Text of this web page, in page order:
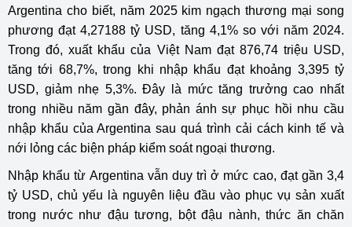
Argentina cho biết, năm 2025 kim ngạch thương mại song
phương đạt 4,27188 tỷ USD, tăng 4,1% so với năm 2024.
Trong đó, xuất khẩu của Việt Nam đạt 876,74 triệu USD,
tăng tới 68,7%, trong khi nhập khẩu đạt khoảng 3,395 tỷ
USD, giảm nhẹ 5,3%. Đây là mức tăng trưởng cao nhất
trong nhiều năm gần đây, phản ánh sự phục hồi nhu cầu
nhập khẩu của Argentina sau quá trình cải cách kinh tế và
nới lỏng các biện pháp kiểm soát ngoại thương.
Nhập khẩu từ Argentina vẫn duy trì ở mức cao, đạt gần 3,4
tỷ USD, chủ yếu là nguyên liệu đầu vào phục vụ sản xuất
trong nước như đậu tương, bột đậu nành, thức ăn chăn